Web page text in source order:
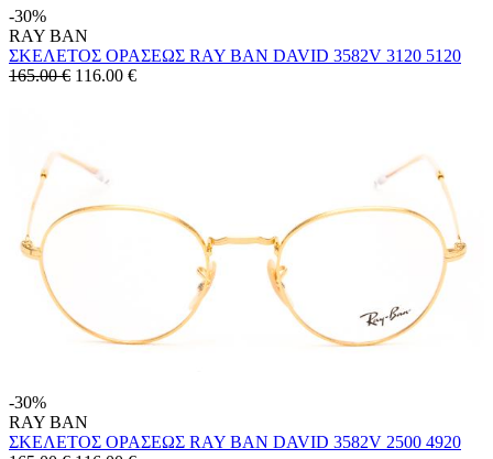
-30%
RAY BAN
ΣΚΕΛΕΤΟΣ ΟΡΑΣΕΩΣ RAY BAN DAVID 3582V 3120 5120
165.00 € 116.00 €
-30%
RAY BAN
ΣΚΕΛΕΤΟΣ ΟΡΑΣΕΩΣ RAY BAN DAVID 3582V 2500 4920